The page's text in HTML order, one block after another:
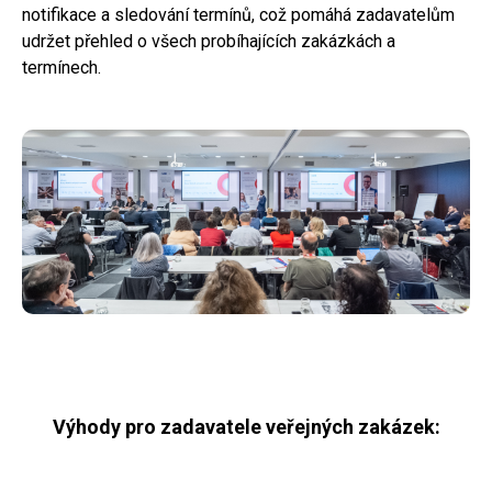
notifikace a sledování termínů, což pomáhá zadavatelům
udržet přehled o všech probíhajících zakázkách a
termínech.
Výhody pro zadavatele veřejných zakázek: